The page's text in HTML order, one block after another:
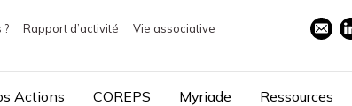
? Rapport d’activité
Vie associative
Actions COREPS Myriade Ressources